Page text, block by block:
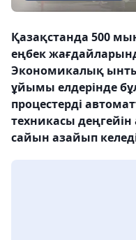
Қазақстанда 500
еңбек
Экономикалық
ұйымы елдерінде
процестерді
техникасы
сайын азайып